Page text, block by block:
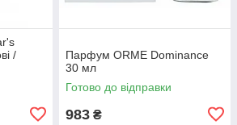
/
Парфум ORME Dominance
30 мл
Готово до відправки
983 ₴